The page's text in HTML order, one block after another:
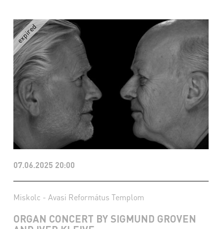
07.06.2025 20:00
Miskolc - Avasi Református Templom
ORGAN CONCERT BY SIGMUND GROVEN